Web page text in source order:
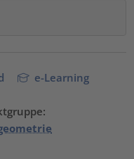
e-Learning